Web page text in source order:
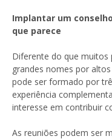
Implantar um
que parece
Diferente do que
grandes nomes por
pode ser formado por
experiência
interesse em contribuir
As reuniões podem ser